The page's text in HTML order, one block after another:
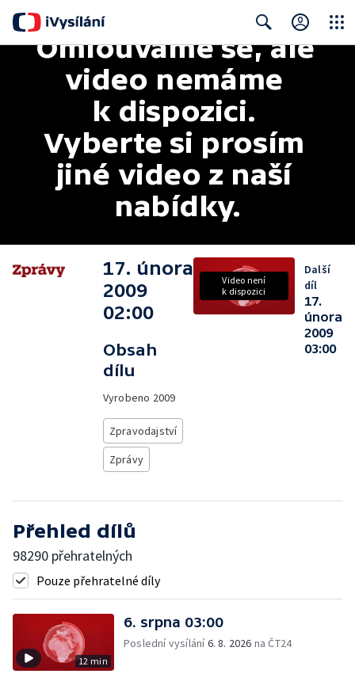
Search
Omlouváme se, ale
video nemáme
k dispozici.
Vyberte si prosím
jiné video z naší
nabídky.
17. února
2009
02:00
Obsah
dílu
Vyrobeno 2009
Zpravodajství
Zprávy
Video není
k dispozici
Další
díl
17.
února
2009
03:00
Přehled dílů
98290 přehratelných
Pouze přehratelné díly
12 min
6. srpna 03:00
Poslední vysílání6. 8. 2026 na ČT24